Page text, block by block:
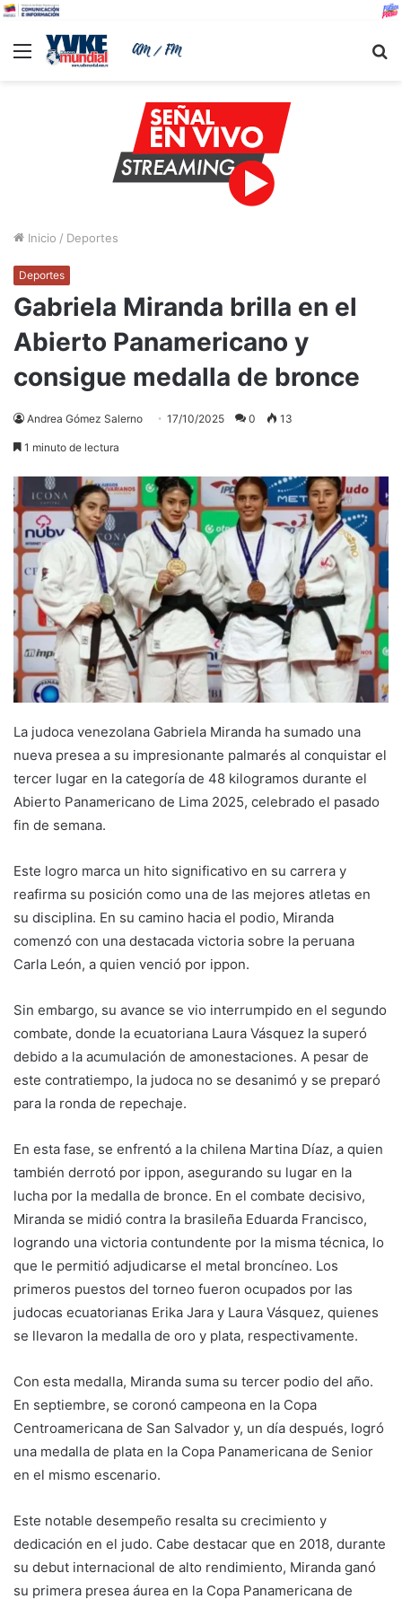
Menu
Inicio / Deportes
Deportes
Gabriela Miranda brilla en el
Abierto Panamericano y
consigue medalla de bronce
Andrea Gómez Salerno 17/10/2025 0 13
1 minuto de lectura
La judoca venezolana Gabriela Miranda ha sumado una
nueva presea a su impresionante palmarés al conquistar el
tercer lugar en la categoría de 48 kilogramos durante el
Abierto Panamericano de Lima 2025, celebrado el pasado
fin de semana.
Este logro marca un hito significativo en su carrera y
reafirma su posición como una de las mejores atletas en
su disciplina. En su camino hacia el podio, Miranda
comenzó con una destacada victoria sobre la peruana
Carla León, a quien venció por ippon.
Sin embargo, su avance se vio interrumpido en el segundo
combate, donde la ecuatoriana Laura Vásquez la superó
debido a la acumulación de amonestaciones. A pesar de
este contratiempo, la judoca no se desanimó y se preparó
para la ronda de repechaje.
En esta fase, se enfrentó a la chilena Martina Díaz, a quien
también derrotó por ippon, asegurando su lugar en la
lucha por la medalla de bronce. En el combate decisivo,
Miranda se midió contra la brasileña Eduarda Francisco,
logrando una victoria contundente por la misma técnica, lo
que le permitió adjudicarse el metal broncíneo. Los
primeros puestos del torneo fueron ocupados por las
judocas ecuatorianas Erika Jara y Laura Vásquez, quienes
se llevaron la medalla de oro y plata, respectivamente.
Con esta medalla, Miranda suma su tercer podio del año.
En septiembre, se coronó campeona en la Copa
Centroamericana de San Salvador y, un día después, logró
una medalla de plata en la Copa Panamericana de Senior
en el mismo escenario.
Este notable desempeño resalta su crecimiento y
dedicación en el judo. Cabe destacar que en 2018, durante
su debut internacional de alto rendimiento, Miranda ganó
su primera presea áurea en la Copa Panamericana de